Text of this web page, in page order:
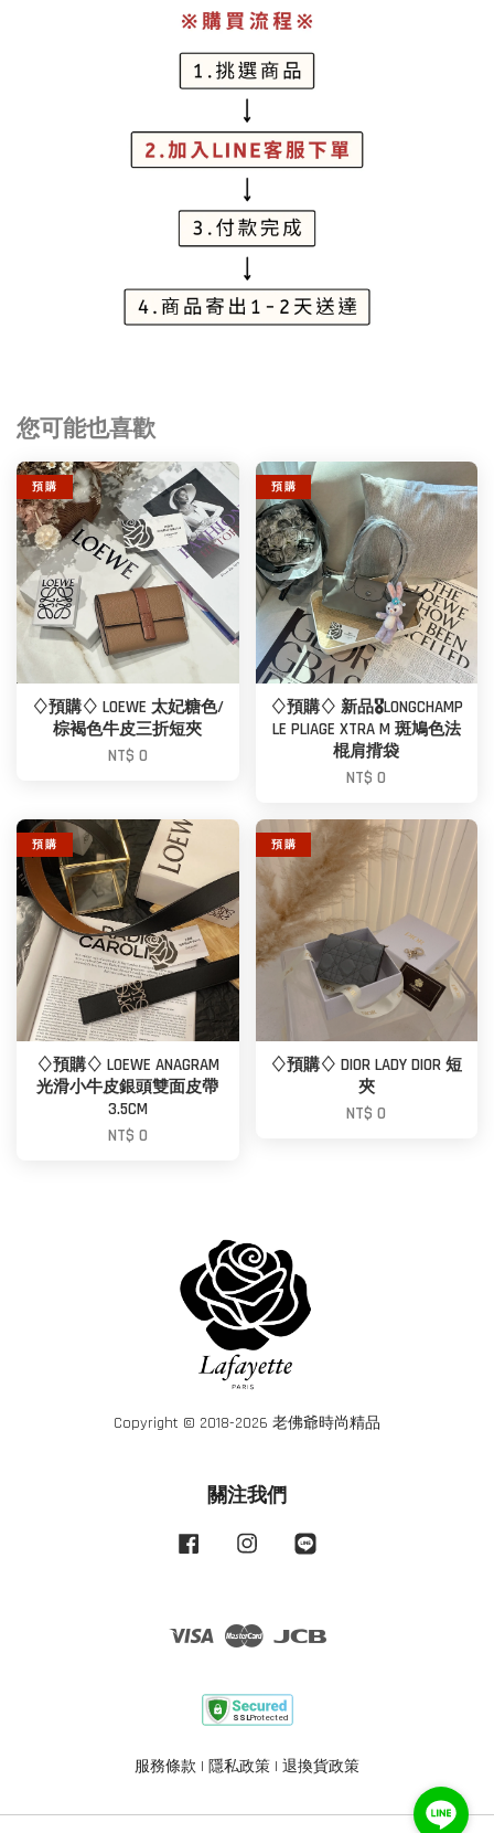
您可能也喜歡
預 購
♢預購♢ LOEWE 太妃糖色/
棕褐色牛皮三折短夾
NT$ 0
預 購
♢預購♢ 新品🎖️LONGCHAMP
LE PLIAGE XTRA M 斑鳩色法
棍肩揹袋
NT$ 0
預 購
♢預購♢ LOEWE ANAGRAM
光滑小牛皮銀頭雙面皮帶
3.5CM
NT$ 0
預 購
♢預購♢ DIOR LADY DIOR 短
夾
NT$ 0
Copyright © 2018-2026 老佛爺時尚精品
關注我們
Facebook Instagram
Visa Master
服務條款 | 隱私政策 | 退換貨政策